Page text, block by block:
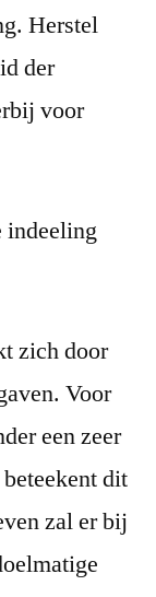
Herstel
der
voor
indeeling
zich door
Voor
een zeer
dit
zal er bij